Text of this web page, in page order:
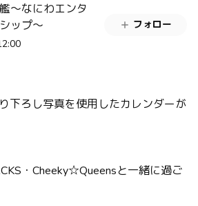
～なにわエンタ
ップ～
フォロー
下ろし写真を使用したカレンダーが
・Cheeky☆Queensと一緒に過ご